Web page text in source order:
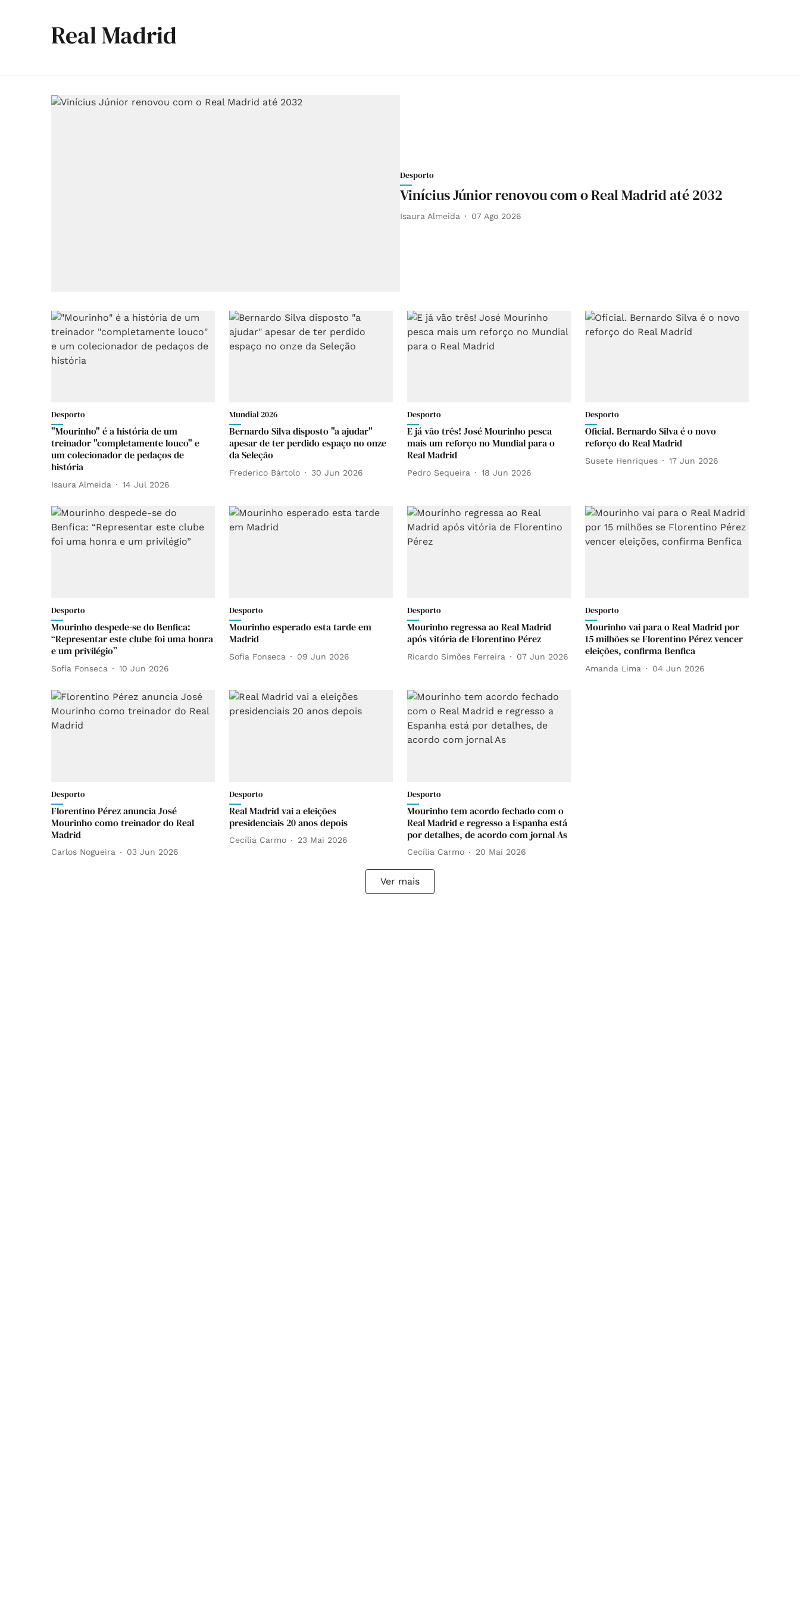
Real Madrid
Desporto
Vinícius Júnior renovou com o Real Madrid até 2032
Isaura Almeida 07 Ago 2026
Desporto
"Mourinho" é a história de um
treinador "completamente louco" e
um colecionador de pedaços de
história
Isaura Almeida 14 Jul 2026
Mundial 2026
Bernardo Silva disposto "a ajudar"
apesar de ter perdido espaço no onze
da Seleção
Frederico Bártolo 30 Jun 2026
Desporto
E já vão três! José Mourinho pesca
mais um reforço no Mundial para o
Real Madrid
Pedro Sequeira 18 Jun 2026
Desporto
Oficial. Bernardo Silva é o novo
reforço do Real Madrid
Susete Henriques 17 Jun 2026
Desporto
Mourinho despede-se do Benfica:
“Representar este clube foi uma honra
e um privilégio”
Sofia Fonseca 10 Jun 2026
Desporto
Mourinho esperado esta tarde em
Madrid
Sofia Fonseca 09 Jun 2026
Desporto
Mourinho regressa ao Real Madrid
após vitória de Florentino Pérez
Ricardo Simões Ferreira 07 Jun 2026
Desporto
Mourinho vai para o Real Madrid por
15 milhões se Florentino Pérez vencer
eleições, confirma Benfica
Amanda Lima 04 Jun 2026
Desporto
Florentino Pérez anuncia José
Mourinho como treinador do Real
Madrid
Carlos Nogueira 03 Jun 2026
Desporto
Real Madrid vai a eleições
presidenciais 20 anos depois
Cecília Carmo 23 Mai 2026
Desporto
Mourinho tem acordo fechado com o
Real Madrid e regresso a Espanha está
por detalhes, de acordo com jornal As
Cecília Carmo 20 Mai 2026
Ver mais